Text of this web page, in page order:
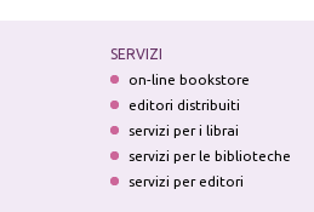
SERVIZI
on-line bookstore
editori distribuiti
servizi per i librai
servizi per le biblioteche
servizi per editori